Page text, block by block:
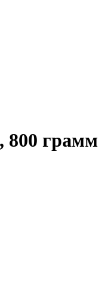
800 грамм